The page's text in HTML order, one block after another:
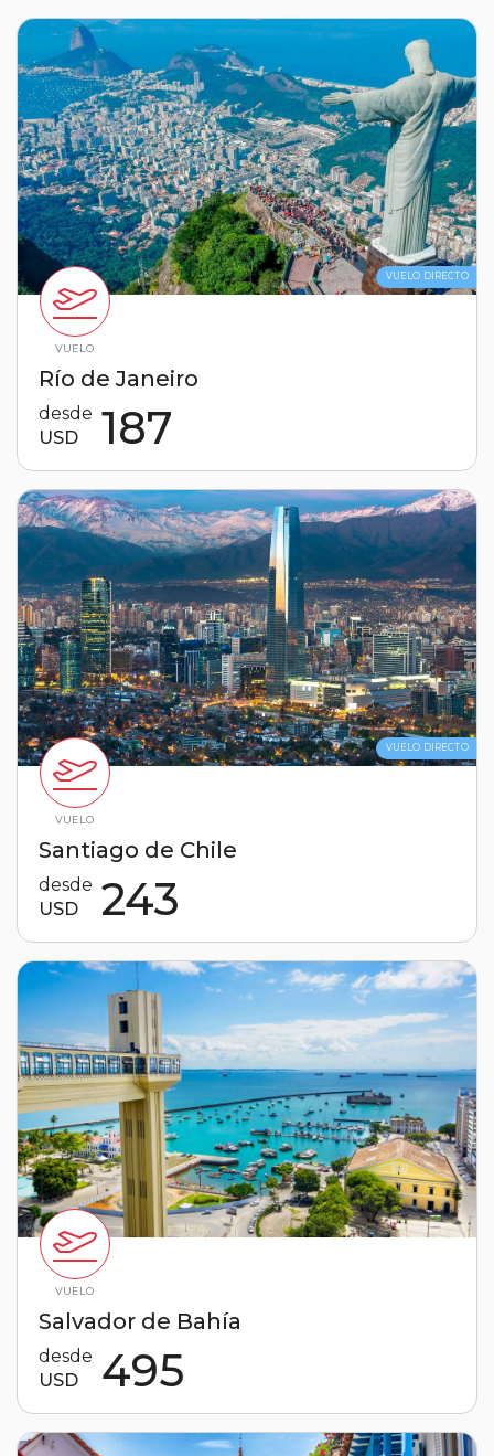
VUELO
VUELO DIRECTO
Río de Janeiro
desde
USD
187
VUELO
VUELO DIRECTO
Santiago de Chile
desde
USD
243
VUELO
Salvador de Bahía
desde
USD
495